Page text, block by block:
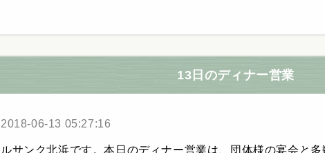
13日のディナー営業
2018-06-13 05:27:16
ルサンク北浜です。本日のディナー営業は、団体様の宴会と